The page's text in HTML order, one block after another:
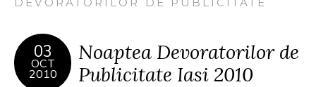
03
OCT
2010
Noaptea Devoratorilor de
Publicitate Iasi 2010